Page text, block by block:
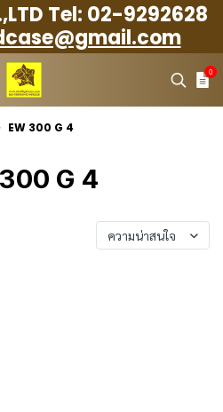
Tel: 02-9292628
0
EW 300 G 4
G 4
ความน่าสนใจ